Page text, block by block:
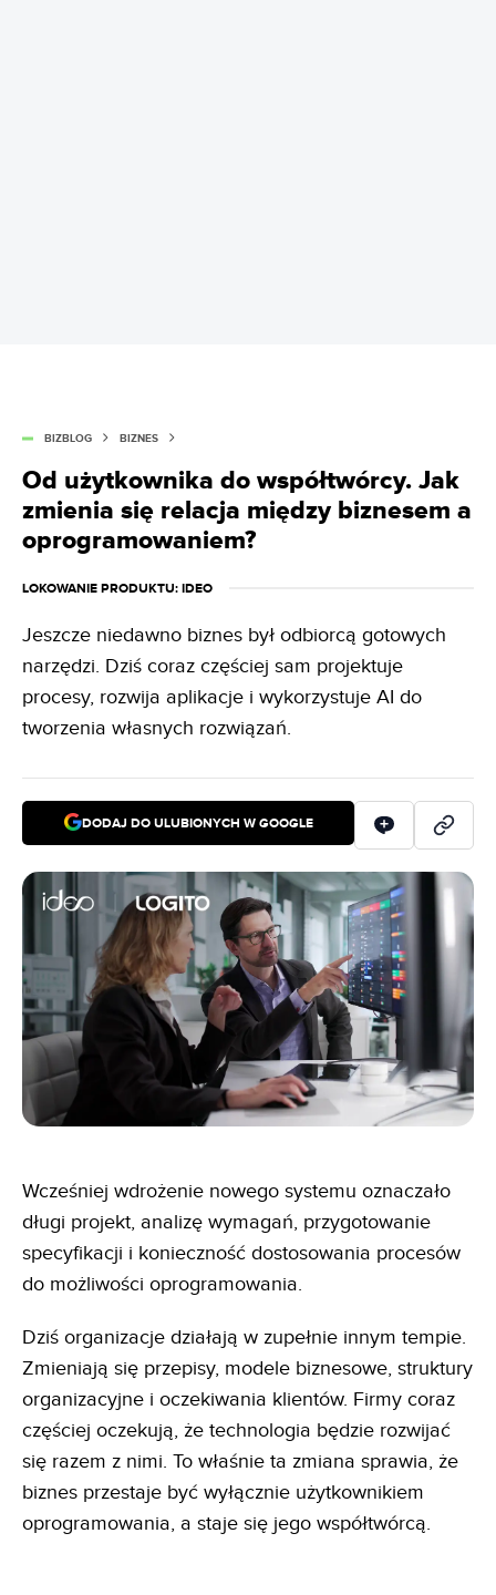
BIZBLOG BIZNES
Od użytkownika do współtwórcy. Jak
zmienia się relacja między biznesem a
oprogramowaniem?
LOKOWANIE PRODUKTU: IDEO
Jeszcze niedawno biznes był odbiorcą gotowych
narzędzi. Dziś coraz częściej sam projektuje
procesy, rozwija aplikacje i wykorzystuje AI do
tworzenia własnych rozwiązań.
DODAJ DO ULUBIONYCH W GOOGLE
Wcześniej wdrożenie nowego systemu oznaczało
długi projekt, analizę wymagań, przygotowanie
specyfikacji i konieczność dostosowania procesów
do możliwości oprogramowania.
Dziś organizacje działają w zupełnie innym tempie.
Zmieniają się przepisy, modele biznesowe, struktury
organizacyjne i oczekiwania klientów. Firmy coraz
częściej oczekują, że technologia będzie rozwijać
się razem z nimi. To właśnie ta zmiana sprawia, że
biznes przestaje być wyłącznie użytkownikiem
oprogramowania, a staje się jego współtwórcą.